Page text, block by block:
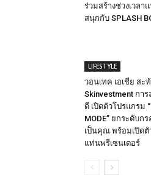
ร่วมสร้างช่วงเวลา
สนุกกับ SPLASH
LIFESTYLE
วอนเทค เอเชีย ส
Skinvestment กา
ดี เปิดตัวโปรแกรม
MODE” ยกระดับ
เป็นคุณ พร้อมเปิด
แท่นพรีเซนเตอร์